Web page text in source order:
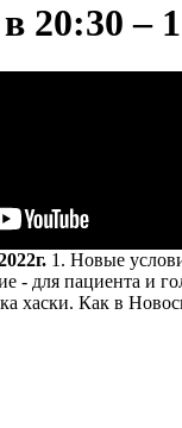
–
1. Новые
- для пациента и
хаски. Как в